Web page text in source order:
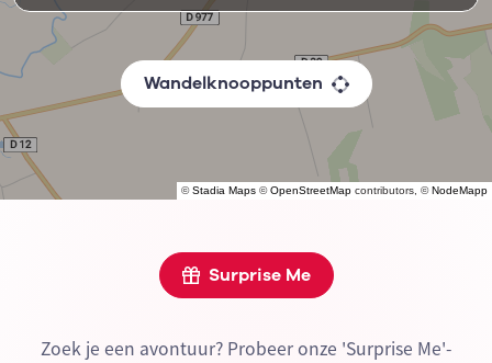
©Stadia Maps ©OpenStreetMap contributors, ©NodeMapp
Wandelknooppunten
Surprise Me
Zoek je een avontuur? Probeer onze 'Surprise Me'-